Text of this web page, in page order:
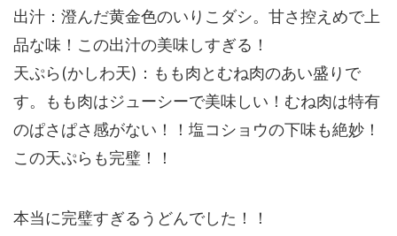
出汁：澄んだ黄金色のいりこダシ。甘さ控えめで上
品な味！この出汁の美味しすぎる！
天ぷら(かしわ天)： もも肉と むね肉のあい盛りで
す。もも肉はジューシーで美味しい！むね肉は特有
のぱさぱさ感がない！！塩コショウの下味も絶妙！
この天ぷらも完璧！！
本当に完璧すぎるうどんでした！！